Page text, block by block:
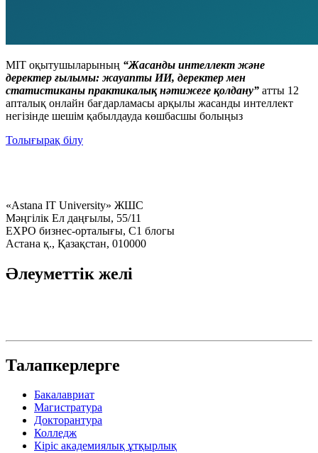
MIT оқытушыларының “Жасанды интеллект және
деректер ғылымы: жауапты ИИ, деректер мен
статистиканы практикалық нәтижеге қолдану” атты 12
апталық онлайн бағдарламасы арқылы жасанды интеллект
негізінде шешім қабылдауда көшбасшы болыңыз
Толығырақ білу
«Astana IT University» ЖШС
Мәңгілік Ел даңғылы, 55/11
EXPO бизнес-орталығы, C1 блогы
Астана қ., Қазақстан, 010000
Әлеуметтік желі
Талапкерлерге
Бакалавриат
Магистратура
Докторантура
Колледж
Кіріс академиялық ұтқырлық